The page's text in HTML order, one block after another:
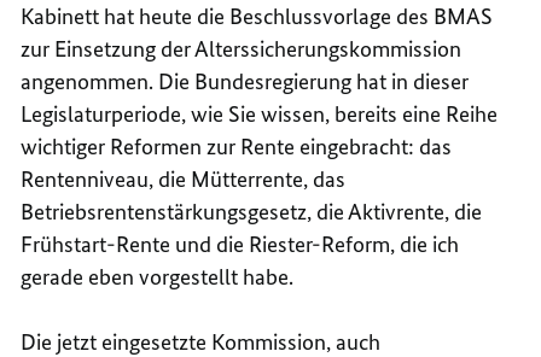
Kabinett hat heute die Beschlussvorlage des BMAS
zur Einsetzung der Alterssicherungskommission
angenommen. Die Bundesregierung hat in dieser
Legislaturperiode, wie Sie wissen, bereits eine Reihe
wichtiger Reformen zur Rente eingebracht: das
Rentenniveau, die Mütterrente, das
Betriebsrentenstärkungsgesetz, die Aktivrente, die
Frühstart-Rente und die Riester-Reform, die ich
gerade eben vorgestellt habe.
Die jetzt eingesetzte Kommission, auch